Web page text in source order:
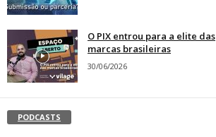
O PIX entrou para a elite das
marcas brasileiras
30/06/2026
PODCASTS